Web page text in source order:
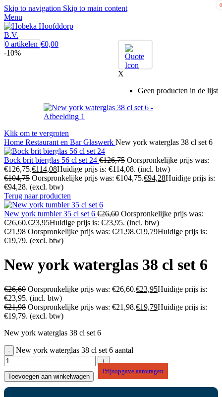
Skip to navigation Skip to main content
Menu
0
X
Geen producten in de lijst
0 artikelen €0,00
-10%
Klik om te vergroten
Home Restaurant en BarGlaswerk New york waterglas 38 cl set 6
Bock brit bierglas 56 cl set 24 €126,75 Oorspronkelijke prijs was:
€126,75.€114,08Huidige prijs is: €114,08. (incl. btw)
€104,75 Oorspronkelijke prijs was: €104,75.€94,28Huidige prijs is:
€94,28. (excl. btw)
Terug naar producten
New york tumbler 35 cl set 6 €26,60 Oorspronkelijke prijs was:
€26,60.€23,95Huidige prijs is: €23,95. (incl. btw)
€21,98 Oorspronkelijke prijs was: €21,98.€19,79Huidige prijs is:
€19,79. (excl. btw)
New york waterglas 38 cl set 6
€26,60 Oorspronkelijke prijs was: €26,60.€23,95Huidige prijs is:
€23,95. (incl. btw)
€21,98 Oorspronkelijke prijs was: €21,98.€19,79Huidige prijs is:
€19,79. (excl. btw)
New york waterglas 38 cl set 6
New york waterglas 38 cl set 6 aantal
Toevoegen aan winkelwagen
Prijsopgave aanvragen